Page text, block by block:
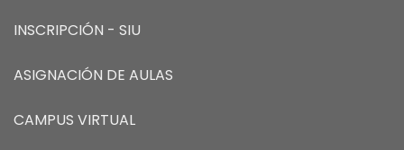
INSCRIPCIÓN - SIU
ASIGNACIÓN DE AULAS
CAMPUS VIRTUAL